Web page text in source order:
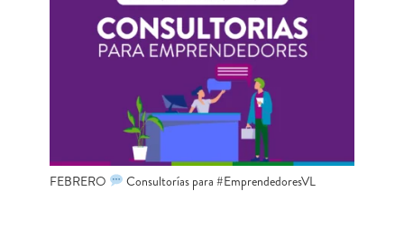
FEBRERO Consultorías para #EmprendedoresVL